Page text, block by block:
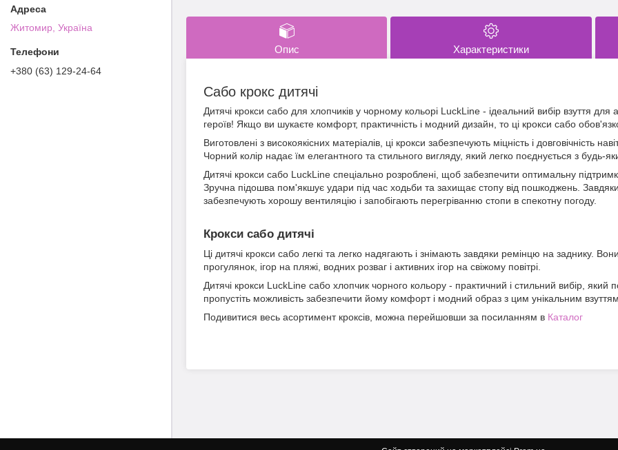
Опис Характеристики
Сабо крокс дитячі
Дитячі крокси сабо для хлопчиків у чорному кольорі LuckLine - ідеальний вибір взуття для
героїв! Якщо ви шукаєте комфорт, практичність і модний дизайн, то ці крокси сабо
Виготовлені з високоякісних матеріалів, ці крокси забезпечують міцність і довговічність
Чорний колір надає їм елегантного та стильного вигляду, який легко поєднується з будь-
Дитячі крокси сабо LuckLine спеціально розроблені, щоб забезпечити оптимальну
Зручна підошва пом'якшує удари під час ходьби та захищає стопу від пошкоджень. Завдяки
забезпечують хорошу вентиляцію і запобігають перегріванню стопи в спекотну погоду.
Крокси сабо дитячі
Ці дитячі крокси сабо легкі та легко надягають і знімають завдяки ремінцю на заднику.
прогулянок, ігор на пляжі, водних розваг і активних ігор на свіжому повітрі.
Дитячі крокси LuckLine сабо хлопчик чорного кольору - практичний і стильний вибір,
пропустіть можливість забезпечити йому комфорт і модний образ з цим унікальним
Подивитися весь асортимент кроксів, можна перейшовши за посиланням в Каталог
Житомир, Україна
+380 (63) 129-24-64